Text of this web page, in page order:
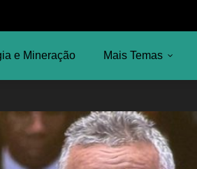
e Mineração Mais Temas